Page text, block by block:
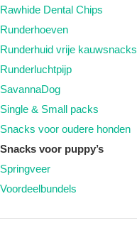
Rawhide Dental Chips
Runderhoeven
Runderhuid vrije kauwsnacks
Runderluchtpijp
SavannaDog
Single & Small packs
Snacks voor oudere honden
Snacks voor puppy’s
Springveer
Voordeelbundels